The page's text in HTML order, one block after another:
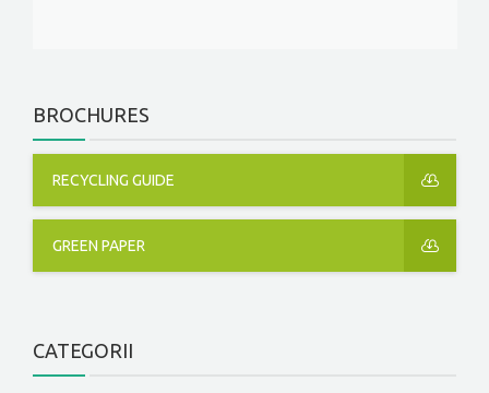
BROCHURES
RECYCLING GUIDE
GREEN PAPER
CATEGORII